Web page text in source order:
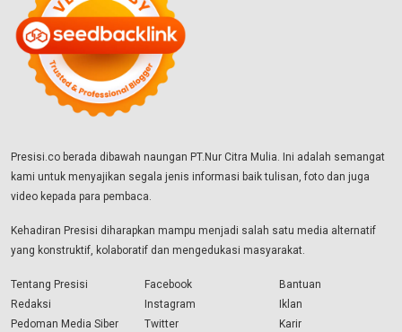
Presisi.co berada dibawah naungan PT.Nur Citra Mulia. Ini adalah semangat
kami untuk menyajikan segala jenis informasi baik tulisan, foto dan juga
video kepada para pembaca.
Kehadiran Presisi diharapkan mampu menjadi salah satu media alternatif
yang konstruktif, kolaboratif dan mengedukasi masyarakat.
Tentang Presisi
Redaksi
Pedoman Media Siber
Facebook
Instagram
Twitter
Bantuan
Iklan
Karir